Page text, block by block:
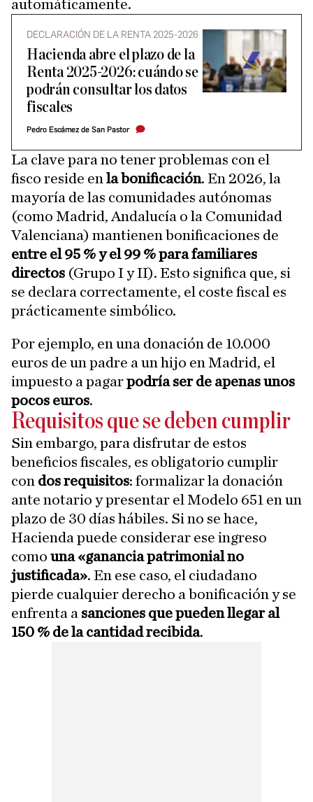
automáticamente.
DECLARACIÓN DE LA RENTA 2025-2026
Hacienda abre el plazo de la
Renta 2025-2026: cuándo se
podrán consultar los datos
fiscales
Pedro Escámez de San Pastor
La clave para no tener problemas con el
fisco reside en la bonificación. En 2026, la
mayoría de las comunidades autónomas
(como Madrid, Andalucía o la Comunidad
Valenciana) mantienen bonificaciones de
entre el 95 % y el 99 % para familiares
directos (Grupo I y II). Esto significa que, si
se declara correctamente, el coste fiscal es
prácticamente simbólico.
Por ejemplo, en una donación de 10.000
euros de un padre a un hijo en Madrid, el
impuesto a pagarpodría ser de apenas unos
pocos euros.
Requisitos que se deben cumplir
Sin embargo, para disfrutar de estos
beneficios fiscales, es obligatorio cumplir
con dos requisitos: formalizar la donación
ante notario y presentar el Modelo 651 en un
plazo de 30 días hábiles. Si no se hace,
Hacienda puede considerar ese ingreso
como una «ganancia patrimonial no
justificada». En ese caso, el ciudadano
pierde cualquier derecho a bonificación y se
enfrenta a sanciones que pueden llegar al
150 % de la cantidad recibida.